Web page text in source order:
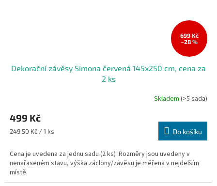
699 Kč
–28 %
Dekorační závěsy Simona červená 145x250 cm, cena za
2 ks
Skladem (>5 sada)
499 Kč
Měrná
249,50 Kč / 1 ks Do košíku
Cena je uvedena za jednu sadu (2 ks) Rozměry jsou uvedeny v
nenařaseném stavu, výška záclony/závěsu je měřena v nejdelším
místě.